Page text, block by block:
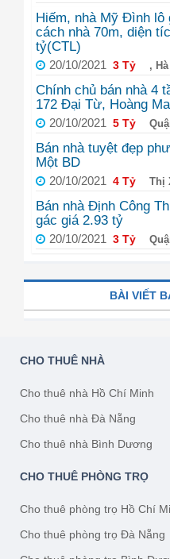
Hiếm, nhà Mỹ Đình lô
cách nhà 70m, diện
tỷ(CTL)
20/10/2021 3 Tỷ ,
Chính chủ bán nhà 4
172 Đại Từ, Hoàng
20/10/2021 5 Tỷ
Bán nhà tuyệt đẹp
Một BD
20/10/2021 4 Tỷ Thị
Bán nhà Định Công
gác giá 2.93 tỷ
20/10/2021 3 Tỷ
BÀI VIẾT
CHO THUÊ NHÀ
Cho thuê nhà Hồ Chí Minh
Cho thuê nhà Đà Nẵng
Cho thuê nhà Bình Dương
CHO THUÊ PHÒNG TRỌ
Cho thuê phòng trọ Hồ Chí
Cho thuê phòng trọ Đà Nẵng